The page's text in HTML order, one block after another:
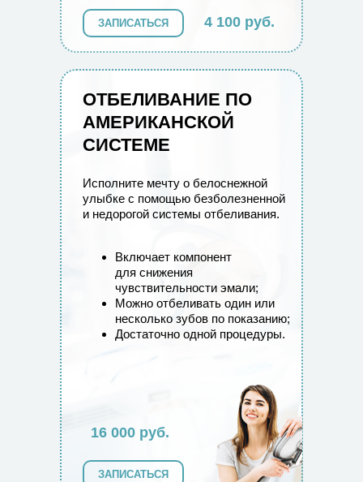
ОТБЕЛИВАНИЕ ПО
АМЕРИКАНСКОЙ
СИСТЕМЕ
Исполните мечту о белоснежной
улыбке с помощью безболезненной
и недорогой системы отбеливания.
Включает компонент
для снижения
чувствительности эмали;
Можно отбеливать один или
несколько зубов по показанию;
Достаточно одной процедуры.
16 000 руб.
4 100 руб.
ЗАПИСАТЬСЯ
ЗАПИСАТЬСЯ